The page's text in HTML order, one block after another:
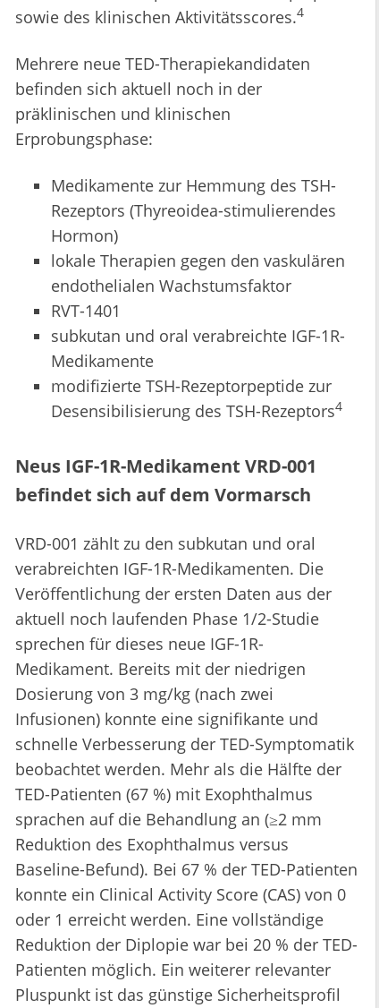
sowie des klinischen Aktivitätsscores.4
Mehrere neue TED-Therapiekandidaten
befinden sich aktuell noch in der
präklinischen und klinischen
Erprobungsphase:
Medikamente zur Hemmung des TSH-
Rezeptors (Thyreoidea-stimulierendes
Hormon)
lokale Therapien gegen den vaskulären
endothelialen Wachstumsfaktor
RVT-1401
subkutan und oral verabreichte IGF-1R-
Medikamente
modifizierte TSH-Rezeptorpeptide zur
Desensibilisierung des TSH-Rezeptors4
Neus IGF-1R-Medikament VRD-001
befindet sich auf dem Vormarsch
VRD-001 zählt zu den subkutan und oral
verabreichten IGF-1R-Medikamenten. Die
Veröffentlichung der ersten Daten aus der
aktuell noch laufenden Phase 1/2-Studie
sprechen für dieses neue IGF-1R-
Medikament. Bereits mit der niedrigen
Dosierung von 3 mg/kg (nach zwei
Infusionen) konnte eine signifikante und
schnelle Verbesserung der TED-Symptomatik
beobachtet werden. Mehr als die Hälfte der
TED-Patienten (67 %) mit Exophthalmus
sprachen auf die Behandlung an (≥2 mm
Reduktion des Exophthalmus versus
Baseline-Befund). Bei 67 % der TED-Patienten
konnte ein Clinical Activity Score (CAS) von 0
oder 1 erreicht werden. Eine vollständige
Reduktion der Diplopie war bei 20 % der TED-
Patienten möglich. Ein weiterer relevanter
Pluspunkt ist das günstige Sicherheitsprofil